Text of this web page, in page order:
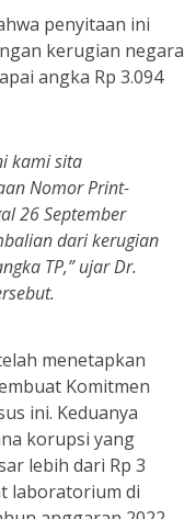
penyitaan ini
kerugian negara
angka Rp 3.094
kami sita
Nomor Print-
26 September
dari kerugian
TP,” ujar Dr.
menetapkan
Komitmen
ini. Keduanya
korupsi yang
lebih dari Rp 3
laboratorium di